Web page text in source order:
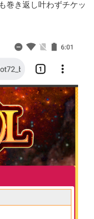
巻き返し叶わずチケッ